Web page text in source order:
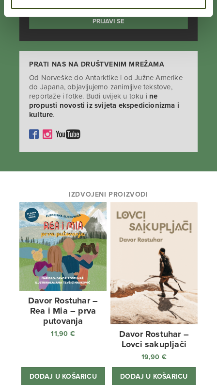
PRATI NAS NA DRUŠTVENIM MREŽAMA
Od Norveške do Antarktike i od Južne Amerike
do Japana, objavljujemo zanimljive tekstove,
reportaže i fotke. Budi uvijek u toku i ne
propusti novosti iz svijeta ekspedicionizma i
kulture.
IZDVOJENI PROIZVODI
Davor Rostuhar –
Rea i Mia – prva
putovanja
11,90 €
DODAJ U KOŠARICU
Davor Rostuhar –
Lovci sakupljači
19,90 €
DODAJ U KOŠARICU